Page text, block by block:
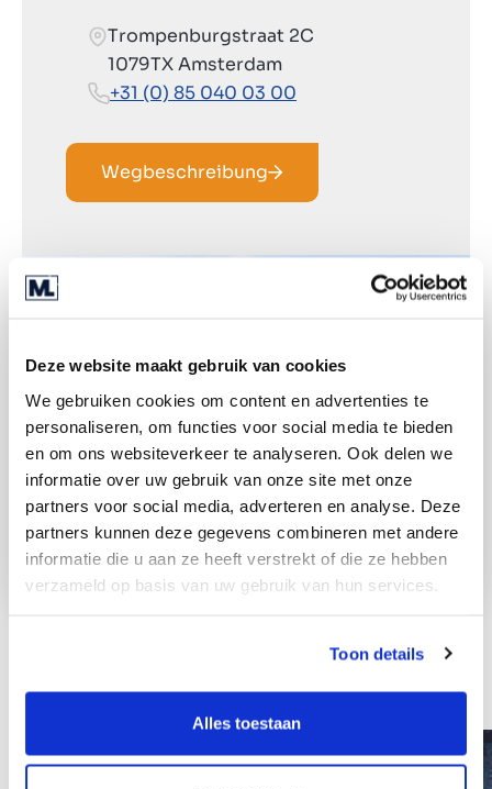
Deze website maakt gebruik van cookies
We gebruiken cookies om content en advertenties te
personaliseren, om functies voor social media te bieden
en om ons websiteverkeer te analyseren. Ook delen we
informatie over uw gebruik van onze site met onze
partners voor social media, adverteren en analyse. Deze
partners kunnen deze gegevens combineren met andere
informatie die u aan ze heeft verstrekt of die ze hebben
verzameld op basis van uw gebruik van hun services.
Toon details
Alles toestaan
Trompenburgstraat 2C
1079TX Amsterdam
+31 (0) 85 040 03 00
Wegbeschreibung
Weitere Mitarbeiter